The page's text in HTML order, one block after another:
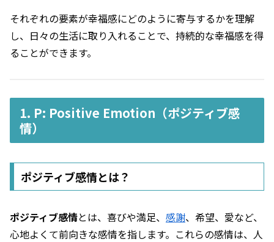
それぞれの要素が幸福感にどのように寄与するかを理解
し、日々の生活に取り入れることで、持続的な幸福感を得
ることができます。
1. P: Positive Emotion（ポジティブ感
情）
ポジティブ感情とは？
ポジティブ感情とは、喜びや満足、 感謝、希望、愛など、
心地よくて前向きな感情を指します。これらの感情は、人